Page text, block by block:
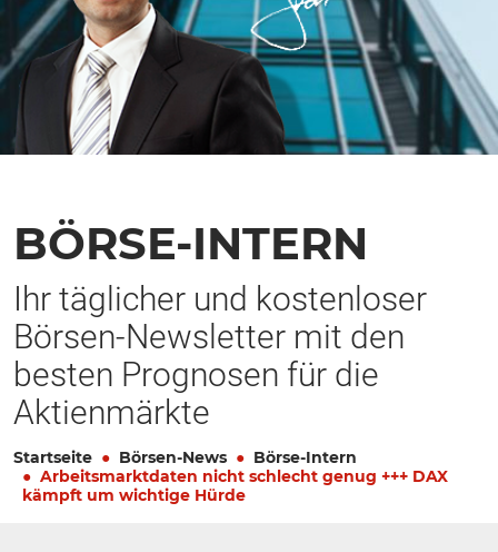
BÖRSE-INTERN
Ihr täglicher und kostenloser
Börsen-Newsletter mit den
besten Prognosen für die
Aktienmärkte
Startseite Börsen-News
Börse-Intern
Arbeitsmarktdaten nicht schlecht genug +++ DAX
kämpft um wichtige Hürde